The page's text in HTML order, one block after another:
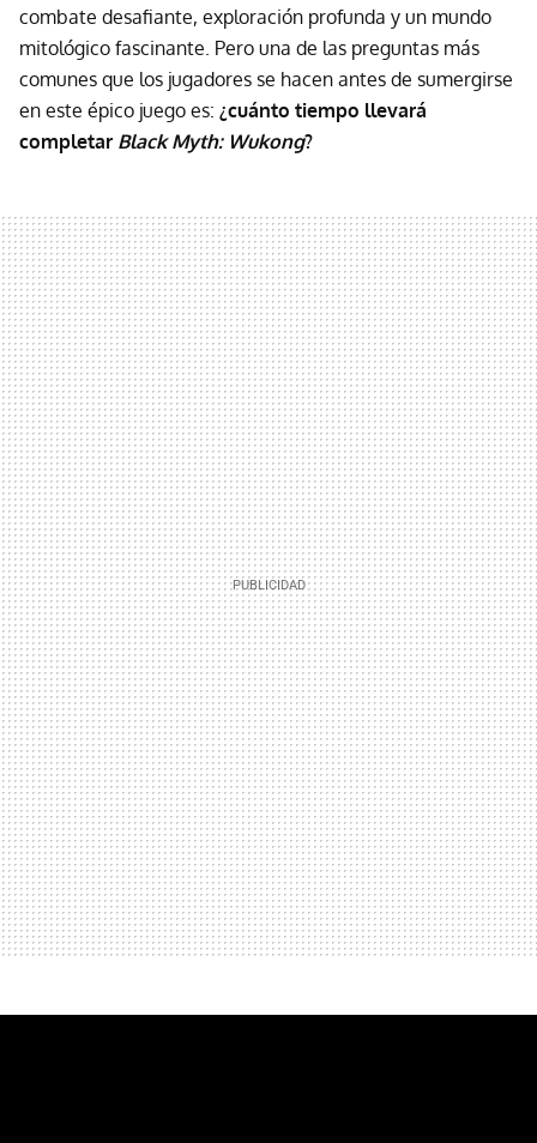
combate desafiante, exploración profunda y un mundo
mitológico fascinante. Pero una de las preguntas más
comunes que los jugadores se hacen antes de sumergirse
en este épico juego es: ¿cuánto tiempo llevará
completar Black Myth: Wukong?